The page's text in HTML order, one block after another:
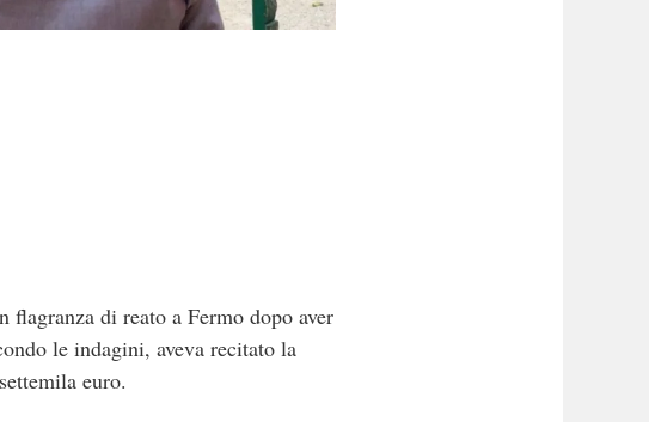
di reato a Fermo dopo aver
le indagini, aveva recitato la
euro.